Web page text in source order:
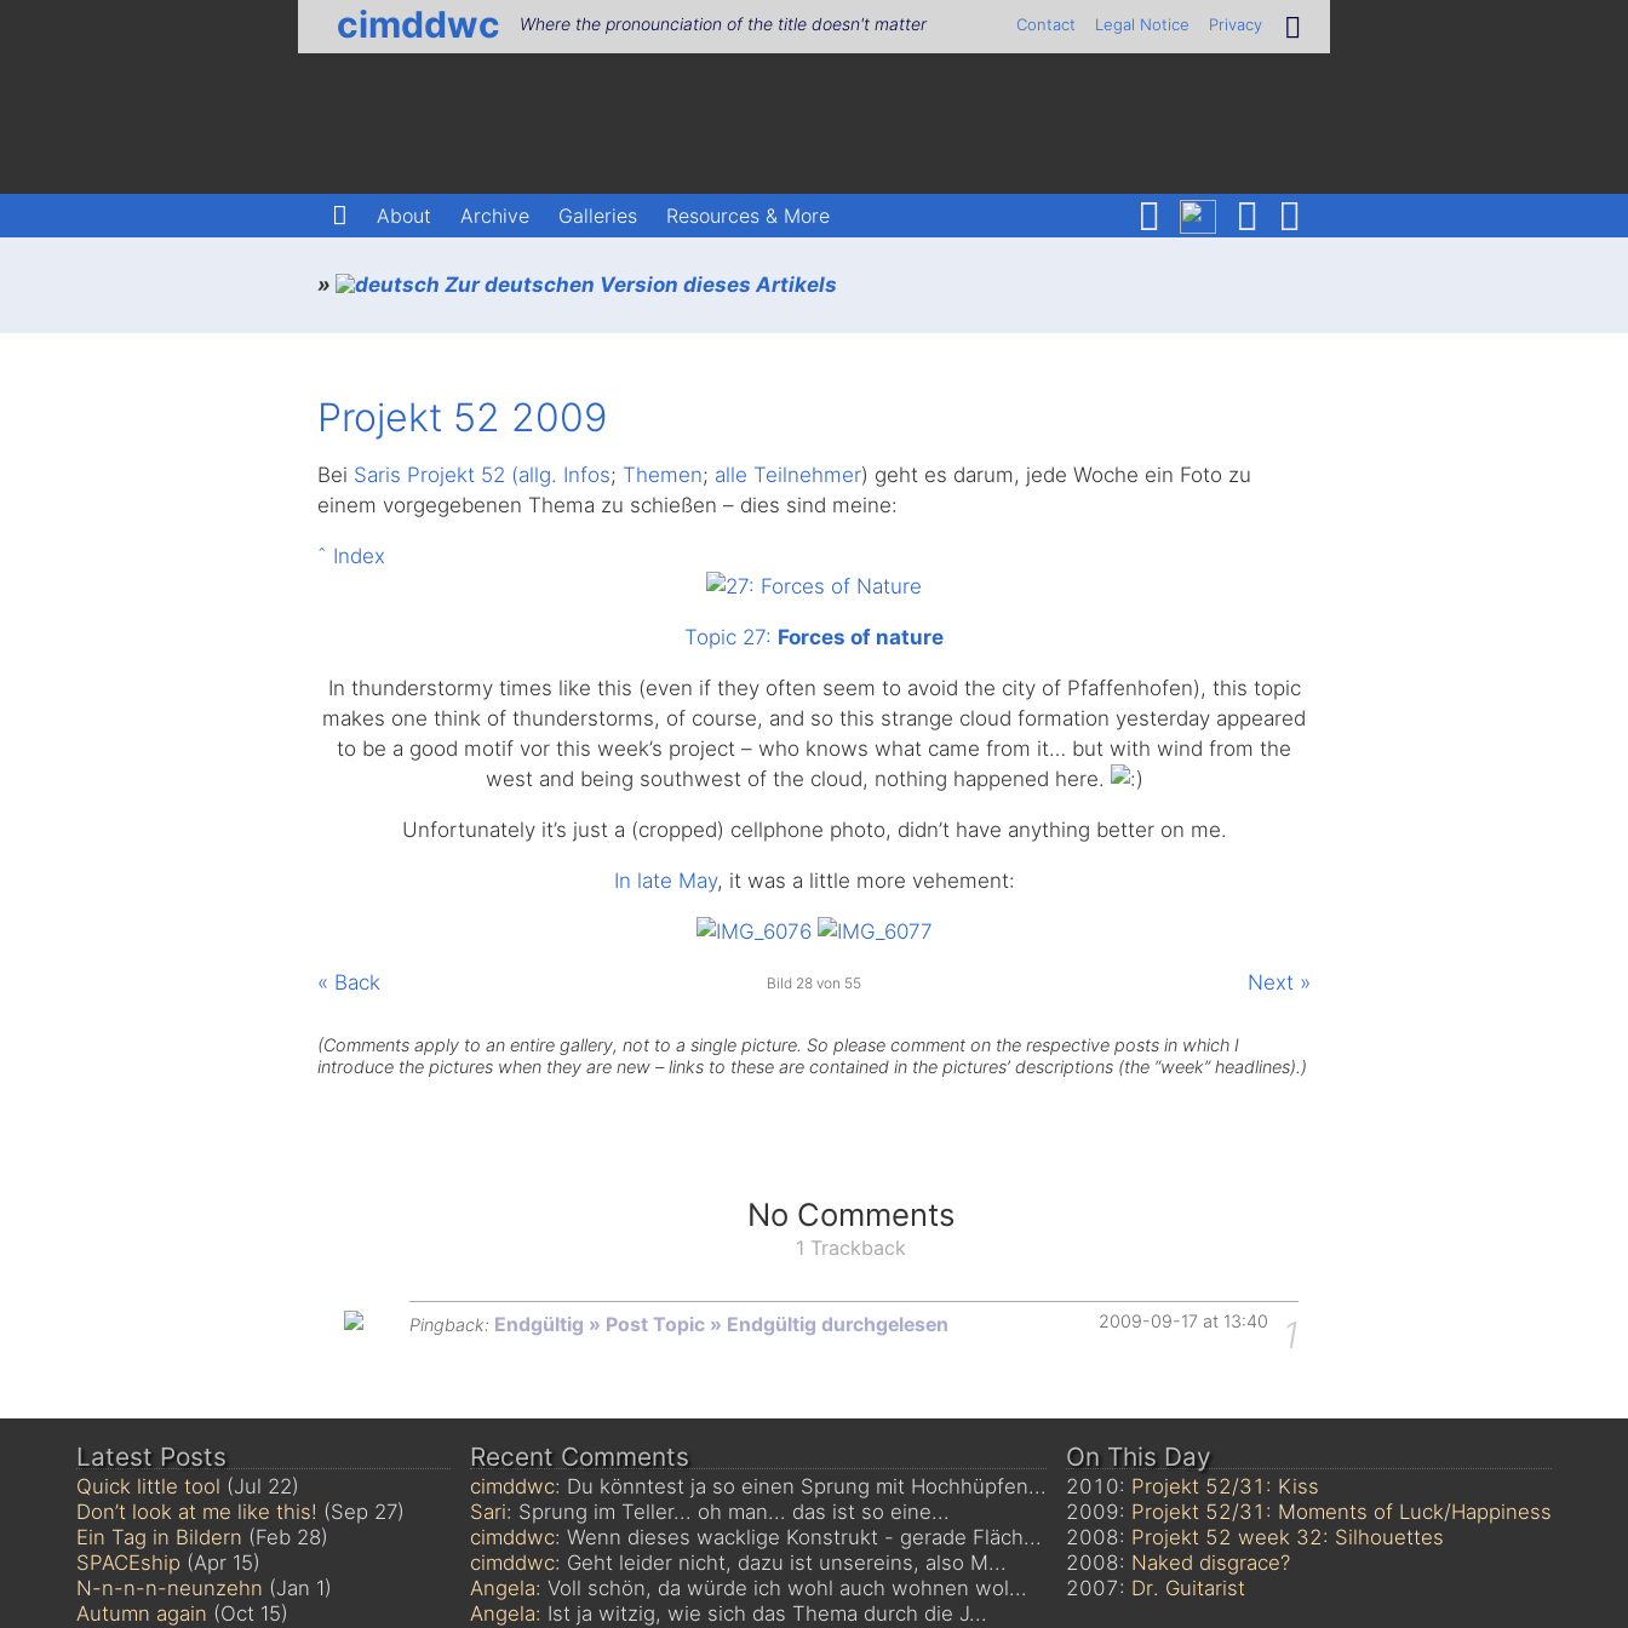
cimddwc Where the pronounciation of the title doesn't matter Contact Legal Notice Privacy
About Archive Galleries Resources & More
» Zur deutschen Version dieses Artikels
Projekt 52 2009
Bei Saris Projekt 52 (allg. Infos; Themen; alle Teilnehmer) geht es darum, jede Woche ein Foto zu
einem vorgegebenen Thema zu schießen – dies sind meine:
ˆ Index
Topic 27: Forces of nature
In thunderstormy times like this (even if they often seem to avoid the city of Pfaffenhofen), this topic
makes one think of thunderstorms, of course, and so this strange cloud formation yesterday appeared
to be a good motif vor this week’s project – who knows what came from it… but with wind from the
west and being southwest of the cloud, nothing happened here.
Unfortunately it’s just a (cropped) cellphone photo, didn’t have anything better on me.
In late May, it was a little more vehement:
« Back Next »
Bild 28 von 55
(Comments apply to an entire gallery, not to a single picture. So please comment on the respective posts in which I
introduce the pictures when they are new – links to these are contained in the pictures’ descriptions (the “week” headlines).)
No Comments
1 Trackback
Pingback: Endgültig » Post Topic » Endgültig durchgelesen 1
2009-09-17 at 13:40
Latest Posts
Quick little tool (Jul 22)
Don’t look at me like this! (Sep 27)
Ein Tag in Bildern (Feb 28)
SPACEship (Apr 15)
N-n-n-n-neunzehn (Jan 1)
Autumn again (Oct 15)
Recent Comments
cimddwc: Du könntest ja so einen Sprung mit Hochhüpfen...
Sari: Sprung im Teller... oh man... das ist so eine...
cimddwc: Wenn dieses wacklige Konstrukt - gerade Fläch...
cimddwc: Geht leider nicht, dazu ist unsereins, also M...
Angela: Voll schön, da würde ich wohl auch wohnen wol...
Angela: Ist ja witzig, wie sich das Thema durch die J...
On This Day
2010: Projekt 52/31: Kiss
2009: Projekt 52/31: Moments of Luck/Happiness
2008: Projekt 52 week 32: Silhouettes
2008: Naked disgrace?
2007: Dr. Guitarist